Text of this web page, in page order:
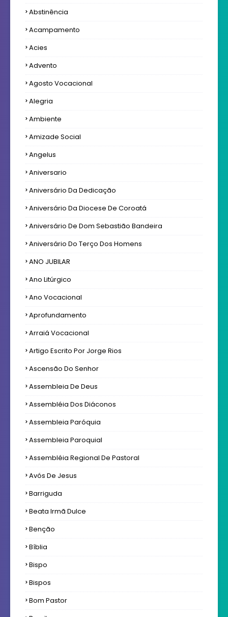
Abstinência
Acampamento
Acies
Advento
Agosto Vocacional
Alegria
Ambiente
Amizade Social
Angelus
Aniversario
Aniversário Da Dedicação
Aniversário Da Diocese De Coroatá
Aniversário De Dom Sebastião Bandeira
Aniversário Do Terço Dos Homens
ANO JUBILAR
Ano Litúrgico
Ano Vocacional
Aprofundamento
Arraiá Vocacional
Artigo Escrito Por Jorge Rios
Ascensão Do Senhor
Assembleia De Deus
Assembléia Dos Diáconos
Assembleia Paróquia
Assembleia Paroquial
Assembléia Regional De Pastoral
Avós De Jesus
Barriguda
Beata Irmã Dulce
Benção
Bíblia
Bispo
Bispos
Bom Pastor